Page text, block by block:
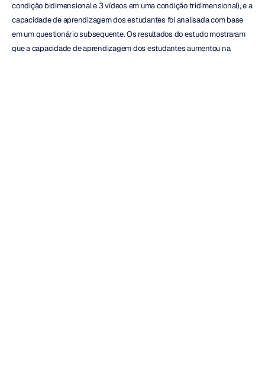
condição bidimensional e 3 vídeos em uma condição tridimensional), e a
capacidade de aprendizagem dos estudantes foi analisada com base
em um questionário subsequente. Os resultados do estudo mostraram
que a capacidade de aprendizagem dos estudantes aumentou na